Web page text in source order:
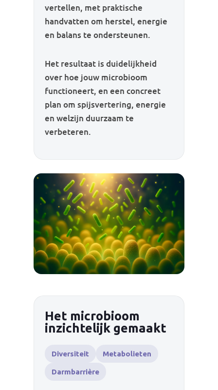
vertellen, met praktische
handvatten om herstel, energie
en balans te ondersteunen.
Het resultaat is duidelijkheid
over hoe jouw microbioom
functioneert, en een concreet
plan om spijsvertering, energie
en welzijn duurzaam te
verbeteren.
Het microbioom
inzichtelijk gemaakt
Diversiteit Metabolieten
Darmbarrière